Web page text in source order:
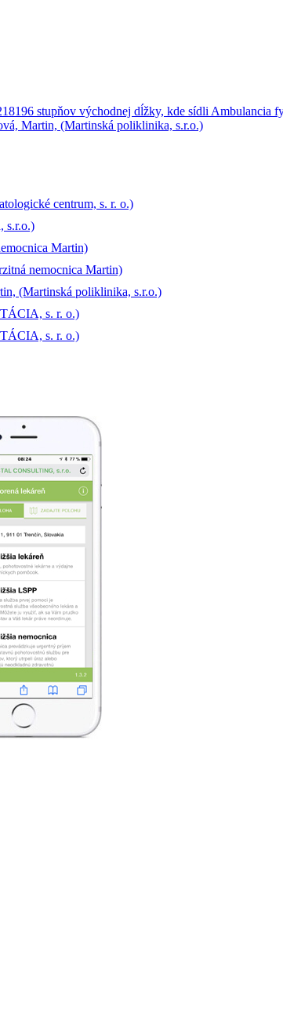
centrum, s. r. o.)
s.r.o.)
Martin)
nemocnica Martin)
(Martinská poliklinika, s.r.o.)
s. r. o.)
s. r. o.)